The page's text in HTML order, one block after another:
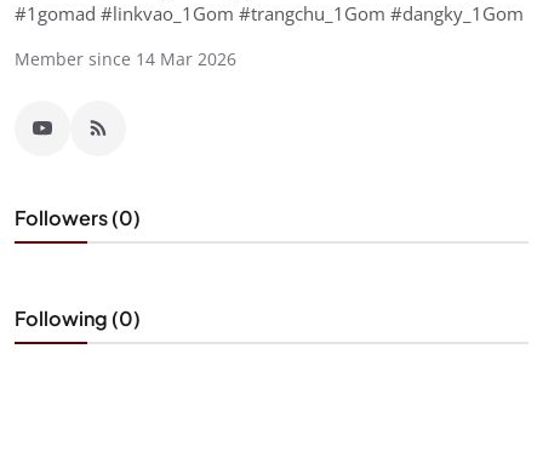
#1gomad #linkvao_1Gom #trangchu_1Gom #dangky_1Gom
Member since 14 Mar 2026
Followers (0)
Following (0)